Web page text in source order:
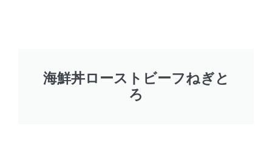
海鮮丼ローストビーフねぎと
ろ